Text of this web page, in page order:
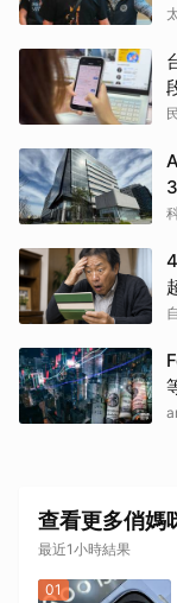
查看更多俏媽
最近1小時結果
01